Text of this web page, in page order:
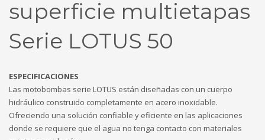
superficie multietapas
Serie LOTUS 50
ESPECIFICACIONES
Las motobombas serie LOTUS están diseñadas con un cuerpo
hidráulico construido completamente en acero inoxidable.
Ofreciendo una solución confiable y eficiente en las aplicaciones
donde se requiere que el agua no tenga contacto con materiales